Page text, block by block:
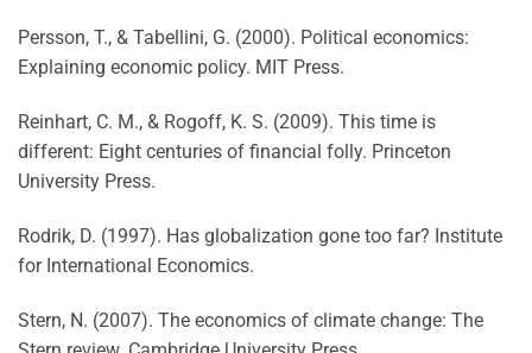
Persson, T., & Tabellini, G. (2000). Political economics:
Explaining economic policy. MIT Press.
Reinhart, C. M., & Rogoff, K. S. (2009). This time is
different: Eight centuries of financial folly. Princeton
University Press.
Rodrik, D. (1997). Has globalization gone too far? Institute
for International Economics.
Stern, N. (2007). The economics of climate change: The